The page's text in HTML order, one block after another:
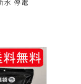
水 停電